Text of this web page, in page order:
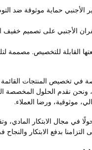
حماية موثوقة ضد
الأجنبي على تصميم
القابلة للتخصيص. مصممة
المنتجات القائمة على
ونحن نقدم الحلول
موثوقية، ورضا العملاء.
في مجال الابتكار المادي،
بدفع الابتكار